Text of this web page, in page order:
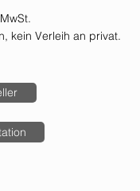
kein Verleih an privat.